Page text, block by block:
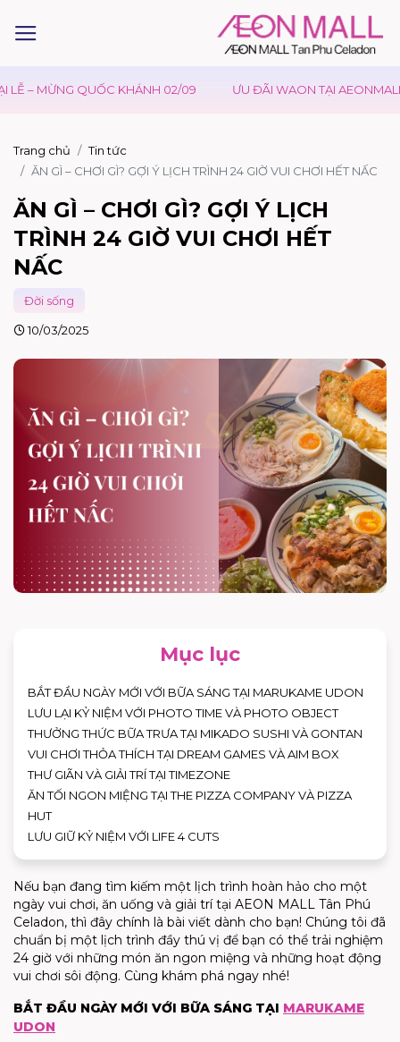
KHÁNH 02/09 ƯU ĐÃI WAON TẠI AEONMALL VIỆT NAM –
Trang chủ
Tin tức
ĂN GÌ – CHƠI GÌ? GỢI Ý LỊCH TRÌNH 24 GIỜ VUI CHƠI HẾT NẤC
ĂN GÌ – CHƠI GÌ? GỢI Ý LỊCH
TRÌNH 24 GIỜ VUI CHƠI HẾT
NẤC
Đời sống
10/03/2025
Mục lục
BẮT ĐẦU NGÀY MỚI VỚI BỮA SÁNG TẠI MARUKAME UDON
LƯU LẠI KỶ NIỆM VỚI PHOTO TIME VÀ PHOTO OBJECT
THƯỞNG THỨC BỮA TRƯA TẠI MIKADO SUSHI VÀ GONTAN
VUI CHƠI THỎA THÍCH TẠI DREAM GAMES VÀ AIM BOX
THƯ GIÃN VÀ GIẢI TRÍ TẠI TIMEZONE
ĂN TỐI NGON MIỆNG TẠI THE PIZZA COMPANY VÀ PIZZA
HUT
LƯU GIỮ KỶ NIỆM VỚI LIFE 4 CUTS
Nếu bạn đang tìm kiếm một lịch trình hoàn hảo cho một
ngày vui chơi, ăn uống và giải trí tại AEON MALL Tân Phú
Celadon, thì đây chính là bài viết dành cho bạn! Chúng tôi đã
chuẩn bị một lịch trình đầy thú vị để bạn có thể trải nghiệm
24 giờ với những món ăn ngon miệng và những hoạt động
vui chơi sôi động. Cùng khám phá ngay nhé!
BẮT ĐẦU NGÀY MỚI VỚI BỮA SÁNG TẠI MARUKAME
UDON